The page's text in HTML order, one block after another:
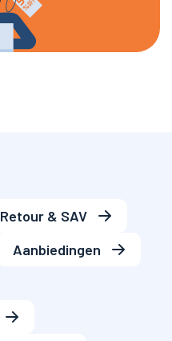
Retour & SAV
Aanbiedingen